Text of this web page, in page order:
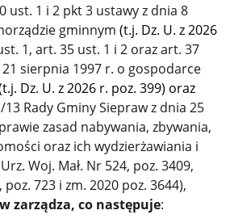
ust. 1 i 2 pkt 3 ustawy z dnia 8
gminnym (t.j. Dz. U. z 2026
1, art. 35 ust. 1 i 2 oraz art. 37
sierpnia 1997 r. o gospodarce
Dz. U. z 2026 r. poz. 399) oraz
13 Rady Gminy Siepraw z dnia 25
zasad nabywania, zbywania,
oraz ich wydzierżawiania i
Woj. Mał. Nr 524, poz. 3409,
723 i zm. 2020 poz. 3644),
zarządza, co następuje: